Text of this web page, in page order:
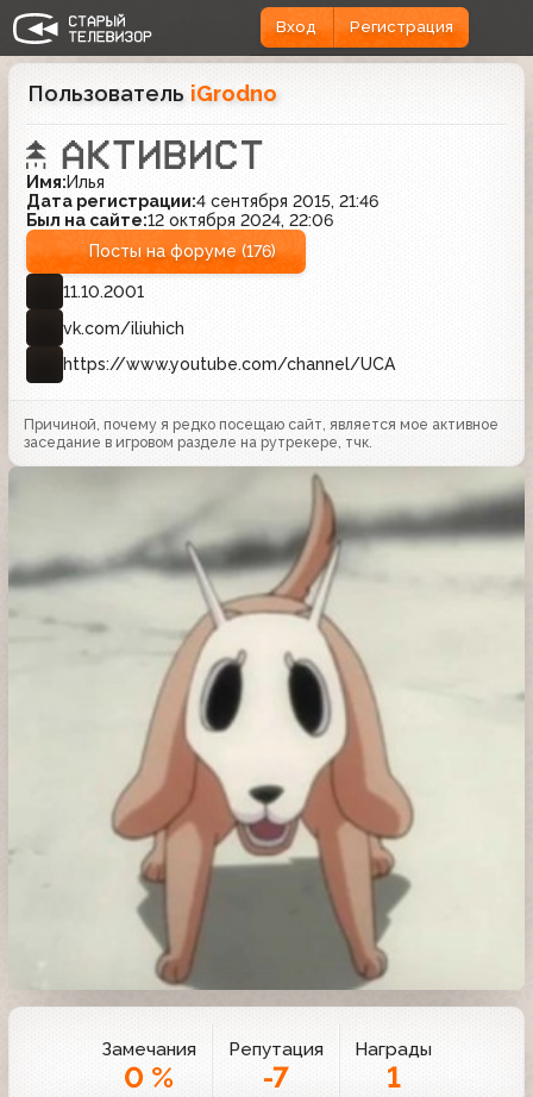
Вход Регистрация
Замечания
0 %
Репутация
-7
Награды
1
Пользователь iGrodno
Имя:Илья
Дата регистрации:4 сентября 2015, 21:46
Был на сайте:12 октября 2024, 22:06
Посты на форуме (176)
11.10.2001
vk.com/iliuhich
https://www.youtube.com/channel/UCA
Причиной, почему я редко посещаю сайт, является мое активное
заседание в игровом разделе на рутрекере, тчк.